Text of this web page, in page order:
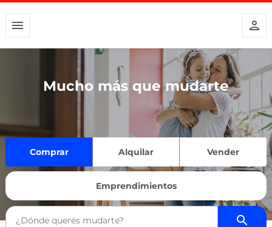
Mucho más que mudarte
Comprar Alquilar Vender
Emprendimientos